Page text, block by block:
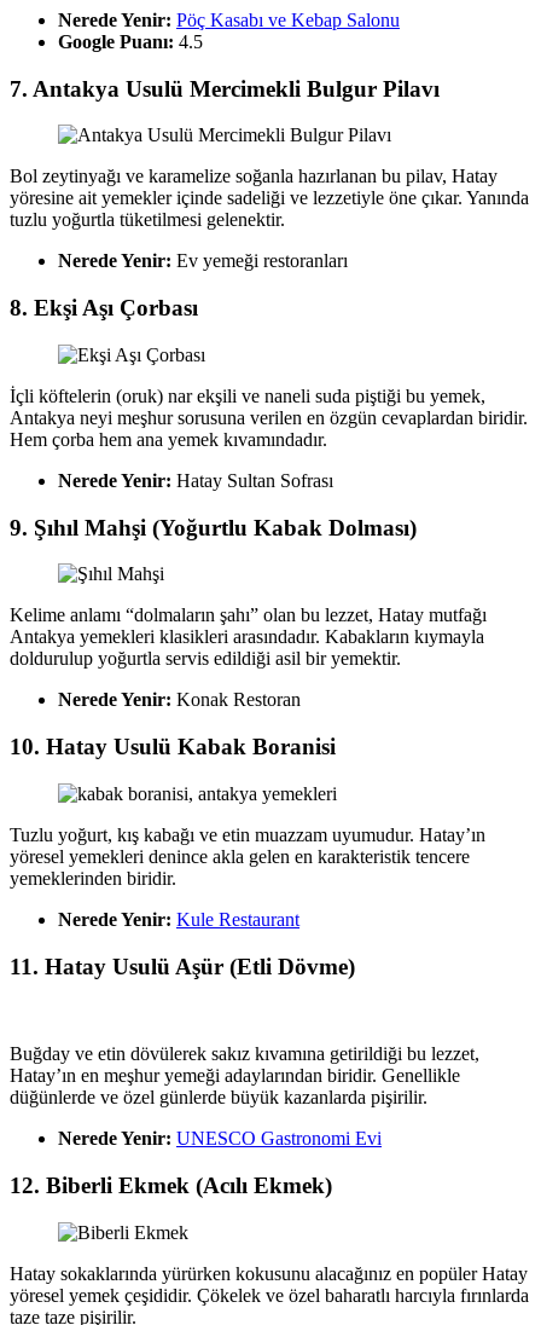
Nerede Yenir: Pöç Kasabı ve Kebap Salonu
Google Puanı: 4.5
7. Antakya Usulü Mercimekli Bulgur Pilavı
Bol zeytinyağı ve karamelize soğanla hazırlanan bu pilav, Hatay
yöresine ait yemekler içinde sadeliği ve lezzetiyle öne çıkar. Yanında
tuzlu yoğurtla tüketilmesi gelenektir.
Nerede Yenir: Ev yemeği restoranları
8. Ekşi Aşı Çorbası
İçli köftelerin (oruk) nar ekşili ve naneli suda piştiği bu yemek,
Antakya neyi meşhur sorusuna verilen en özgün cevaplardan biridir.
Hem çorba hem ana yemek kıvamındadır.
Nerede Yenir: Hatay Sultan Sofrası
9. Şıhıl Mahşi (Yoğurtlu Kabak Dolması)
Kelime anlamı “dolmaların şahı” olan bu lezzet, Hatay mutfağı
Antakya yemekleri klasikleri arasındadır. Kabakların kıymayla
doldurulup yoğurtla servis edildiği asil bir yemektir.
Nerede Yenir: Konak Restoran
10. Hatay Usulü Kabak Boranisi
Tuzlu yoğurt, kış kabağı ve etin muazzam uyumudur. Hatay’ın
yöresel yemekleri denince akla gelen en karakteristik tencere
yemeklerinden biridir.
Nerede Yenir: Kule Restaurant
11. Hatay Usulü Aşür (Etli Dövme)
Buğday ve etin dövülerek sakız kıvamına getirildiği bu lezzet,
Hatay’ın en meşhur yemeği adaylarından biridir. Genellikle
düğünlerde ve özel günlerde büyük kazanlarda pişirilir.
Nerede Yenir: UNESCO Gastronomi Evi
12. Biberli Ekmek (Acılı Ekmek)
Hatay sokaklarında yürürken kokusunu alacağınız en popüler Hatay
yöresel yemek çeşididir. Çökelek ve özel baharatlı harcıyla fırınlarda
taze taze pişirilir.